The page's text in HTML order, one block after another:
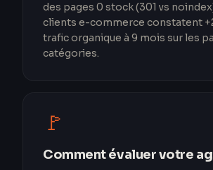
des pages 0 stock (301 vs
clients e-commerce constatent
trafic organique à 9 mois sur les
catégories.
🚩
Comment évaluer votre